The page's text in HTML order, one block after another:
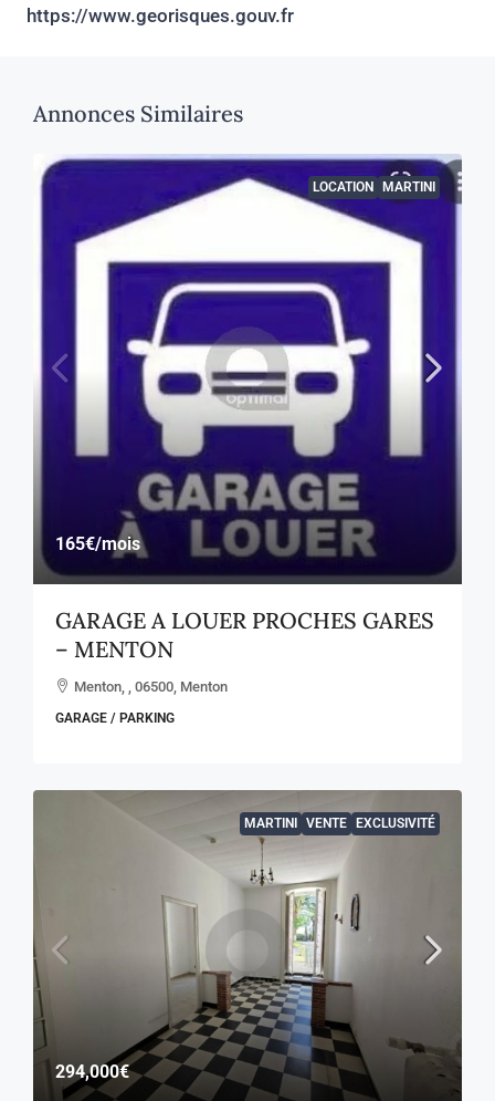
https://www.georisques.gouv.fr
Annonces Similaires
LOCATION MARTINI
165€/mois
GARAGE A LOUER PROCHES GARES
– MENTON
Menton, , 06500, Menton
GARAGE / PARKING
MARTINI VENTE EXCLUSIVITÉ
294,000€